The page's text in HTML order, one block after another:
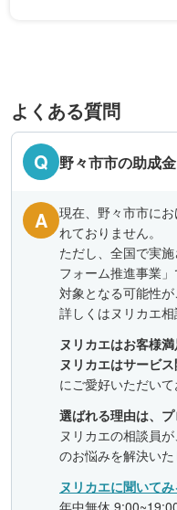
よくある質問
Q
野々市市の助成
A
現在、野々市市に
れておりません。
ただし、全国で実
フォーム推進事業
対象となる可能性が
詳しくはヌリカエ相
ヌリカエはお客様
ヌリカエはサービ
にご愛好いただいて
選ばれる理由は、
ヌリカエの相談員
のお悩みを解決いた
ヌリカエに聞いて